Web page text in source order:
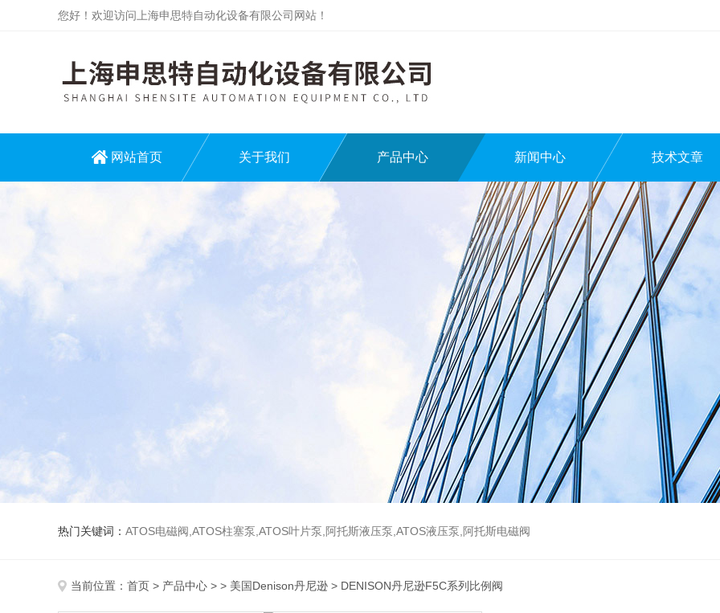
您好！欢迎访问上海申思特自动化设备有限公司网站！
网站首页 关于我们 产品中心 新闻中心 技术文章
热门关键词： ATOS电磁阀,ATOS柱塞泵,ATOS叶片泵,阿托斯液压泵,ATOS液压泵,阿托斯电磁阀
当前位置： 首页 > 产品中心 > > 美国Denison丹尼逊 > DENISON丹尼逊F5C系列比例阀